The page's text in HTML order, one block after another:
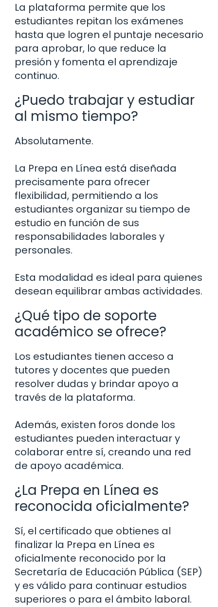
La plataforma permite que los
estudiantes repitan los exámenes
hasta que logren el puntaje necesario
para aprobar, lo que reduce la
presión y fomenta el aprendizaje
continuo.
¿Puedo trabajar y estudiar
al mismo tiempo?
Absolutamente.
La Prepa en Línea está diseñada
precisamente para ofrecer
flexibilidad, permitiendo a los
estudiantes organizar su tiempo de
estudio en función de sus
responsabilidades laborales y
personales.
Esta modalidad es ideal para quienes
desean equilibrar ambas actividades.
¿Qué tipo de soporte
académico se ofrece?
Los estudiantes tienen acceso a
tutores y docentes que pueden
resolver dudas y brindar apoyo a
través de la plataforma.
Además, existen foros donde los
estudiantes pueden interactuar y
colaborar entre sí, creando una red
de apoyo académica.
¿La Prepa en Línea es
reconocida oficialmente?
Sí, el certificado que obtienes al
finalizar la Prepa en Línea es
oficialmente reconocido por la
Secretaría de Educación Pública (SEP)
y es válido para continuar estudios
superiores o para el ámbito laboral.